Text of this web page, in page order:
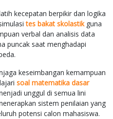
kecepatan berpikir dan logika
tes bakat skolastikguna
verbal dan analisis data
puncak saat menghadapi
keseimbangan kemampuan
soal matematika dasar
unggul di semua lini
sistem penilaian yang
potensi calon mahasiswa.